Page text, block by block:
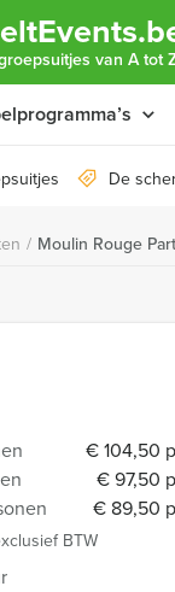
van A tot
De
/ Moulin Rouge
€ 104,50
€ 97,50
€ 89,50
BTW